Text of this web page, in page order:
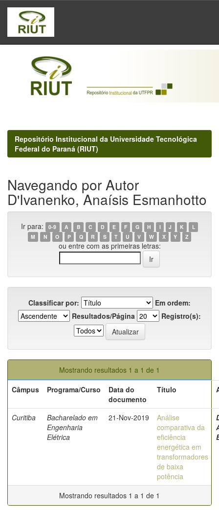
Skip
navigation
Repositório Institucional da Universidade Tecnológica
Federal do Paraná (RIUT)
Navegando por Autor
D'Ivanenko, Anaísis Esmanhotto
Ir para: 0-9 A B C D E F G H I J K
L
M
N O P Q R S T U V W X Y Z
ou entre com as primeiras letras:
Classificar por:
Em ordem:
Resultados/Página
Registro(s):
Mostrando resultados 1 a 1 de 1
Câmpus
Programa/Curso
Data do
documento
Título
Curitiba
Bacharelado em
Engenharia
Elétrica
21-Nov-2019
Análise
comparativa da
eficiência
energética em
transformadores
de baixa
potência
Mostrando resultados 1 a 1 de 1